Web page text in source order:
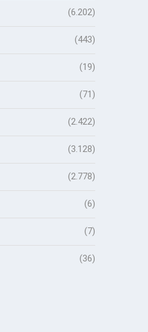
(6.202)
(443)
(19)
(71)
(2.422)
(3.128)
(2.778)
(6)
(7)
(36)